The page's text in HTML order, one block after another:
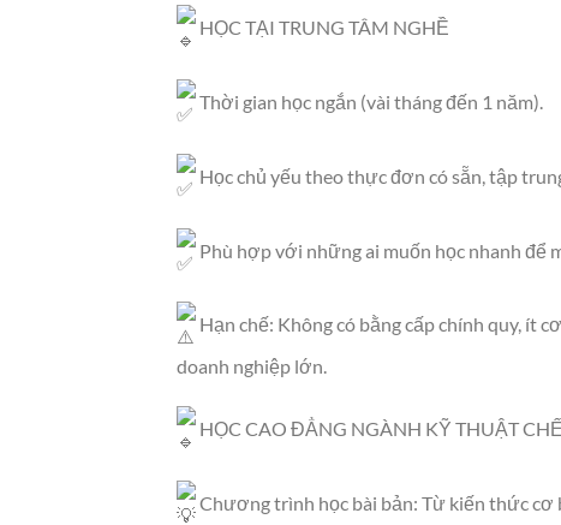
HỌC TẠI TRUNG TÂM NGHỀ
Thời gian học ngắn (vài tháng đến 1 năm).
Học chủ yếu theo thực đơn có sẵn, tập
Phù hợp với những ai muốn học nhanh để
Hạn chế: Không có bằng cấp chính quy, ít
doanh nghiệp lớn.
HỌC CAO ĐẲNG NGÀNH KỸ THUẬT
Chương trình học bài bản: Từ kiến thức cơ